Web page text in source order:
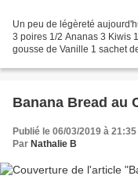
Un peu de légèreté
3 poires 1/2 Ananas 3 Kiwis
gousse de Vanille 1 sachet
Banana Bread au
Publié le 06/03/2019 à 21:35
Par Nathalie B